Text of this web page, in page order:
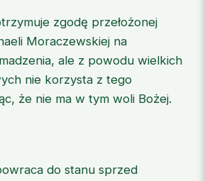
zgodę przełożonej
Moraczewskiej na
ale z powodu wielkich
nie korzysta z tego
że nie ma w tym woli Bożej.
do stanu sprzed